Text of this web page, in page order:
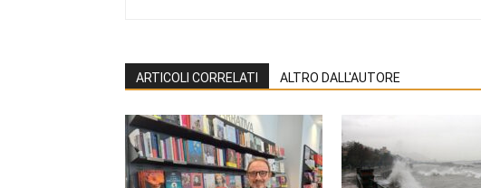
ARTICOLI CORRELATI ALTRO DALL'AUTORE